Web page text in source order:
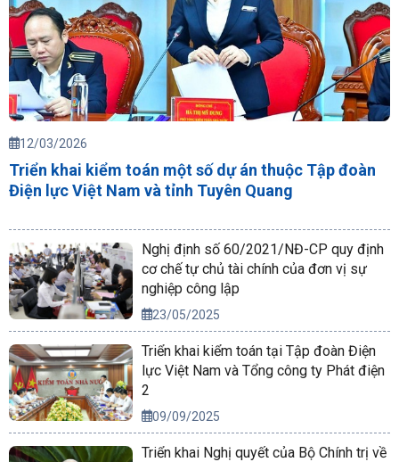
12/03/2026
Triển khai kiểm toán một số dự án thuộc Tập đoàn
Điện lực Việt Nam và tỉnh Tuyên Quang
Nghị định số 60/2021/NĐ-CP quy định
cơ chế tự chủ tài chính của đơn vị sự
nghiệp công lập
23/05/2025
Triển khai kiểm toán tại Tập đoàn Điện
lực Việt Nam và Tổng công ty Phát điện
2
09/09/2025
Triển khai Nghị quyết của Bộ Chính trị về